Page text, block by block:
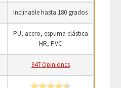
inclinable hasta 180 grados
PU, acero, espuma elástica
HR, PVC
947 Opiniones